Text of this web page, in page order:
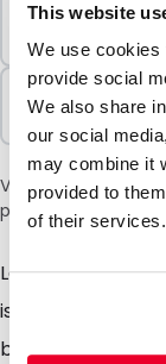
This website
We use cookies
provide social
We also share
our social
may combine it
provided to
of their services.
1 Enheter
Selges i
1 Enheter
Vær oppmerksom
på grunn av den
Laget av
biologiske